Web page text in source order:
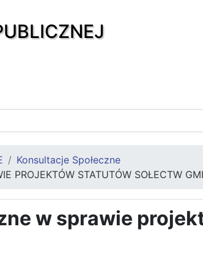
Konsultacje Społeczne
PROJEKTÓW STATUTÓW SOŁECTW
w sprawie